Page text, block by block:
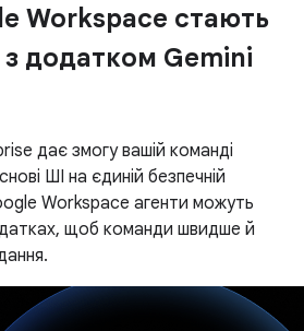
Workspace стають
додатком Gemini
дає змогу вашій команді
ШІ на єдиній безпечній
Workspace агенти можуть
щоб команди швидше й